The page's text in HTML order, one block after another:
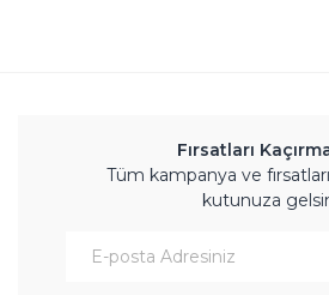
Fırsatları
Tüm kampanya ve
kutunuza